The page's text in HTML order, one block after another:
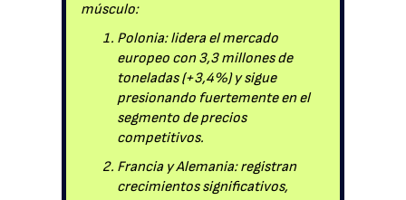
músculo:
Polonia: lidera el mercado
europeo con 3,3 millones de
toneladas (+3,4%) y sigue
presionando fuertemente en el
segmento de precios
competitivos.
Francia y Alemania: registran
crecimientos significativos,